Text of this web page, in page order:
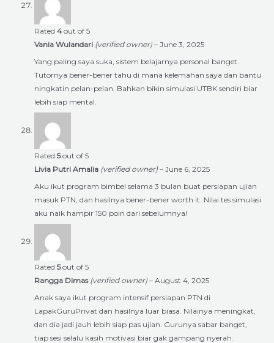
Rated 4 out of 5
Vania Wulandari (verified owner) – June 3, 2025
Yang paling saya suka, sistem belajarnya personal banget.
Tutornya bener-bener tahu di mana kelemahan saya dan bantu
ningkatin pelan-pelan. Bahkan bikin simulasi UTBK sendiri biar
lebih siap mental.
Rated 5out of 5
Livia Putri Amalia (verified owner) – June 6, 2025
Aku ikut program bimbel selama 3 bulan buat persiapan ujian
masuk PTN, dan hasilnya bener-bener worth it. Nilai tes simulasi
aku naik hampir 150 poin dari sebelumnya!
Rated 5out of 5
Rangga Dimas (verified owner) – August 4, 2025
Anak saya ikut program intensif persiapan PTN di
LapakGuruPrivat dan hasilnya luar biasa. Nilainya meningkat,
dan dia jadi jauh lebih siap pas ujian. Gurunya sabar banget,
tiap sesi selalu kasih motivasi biar gak gampang nyerah.